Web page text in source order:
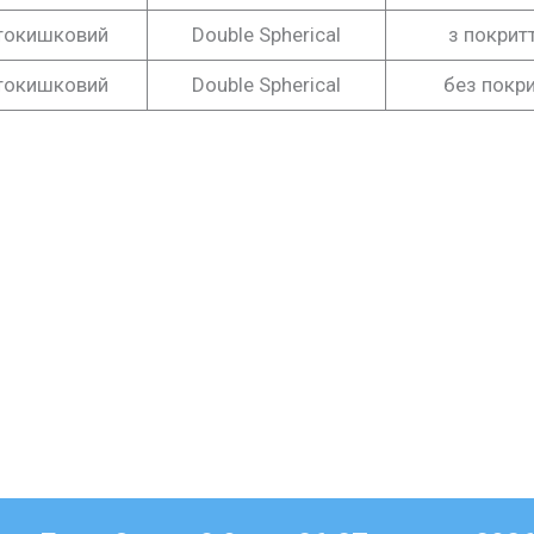
Double Spherical з
Double Spherical без